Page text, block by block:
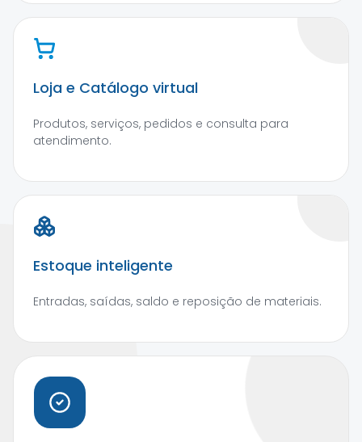
Loja e Catálogo virtual
Produtos, serviços, pedidos e consulta para
atendimento.
Estoque inteligente
Entradas, saídas, saldo e reposição de materiais.